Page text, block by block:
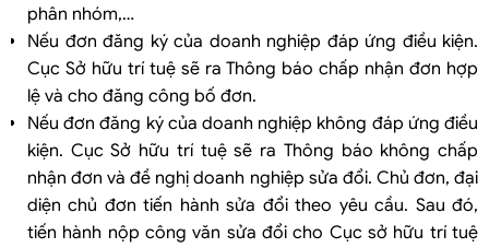
phân nhóm,…
Nếu đơn đăng ký của doanh nghiệp đáp ứng điều kiện.
Cục Sở hữu trí tuệ sẽ ra Thông báo chấp nhận đơn hợp
lệ và cho đăng công bố đơn.
Nếu đơn đăng ký của doanh nghiệp không đáp ứng điều
kiện. Cục Sở hữu trí tuệ sẽ ra Thông báo không chấp
nhận đơn và đề nghị doanh nghiệp sửa đổi. Chủ đơn, đại
diện chủ đơn tiến hành sửa đổi theo yêu cầu. Sau đó,
tiến hành nộp công văn sửa đổi cho Cục sở hữu trí tuệ